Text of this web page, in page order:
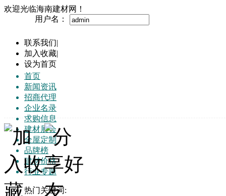
欢迎光临海南建材网！
用户名：
联系我们|
加入收藏|
设为首页
首页
新闻资讯
招商代理
企业名录
求购信息
建材展会
全屋定制
品牌榜
建材价格
行业专题
热门关键词: